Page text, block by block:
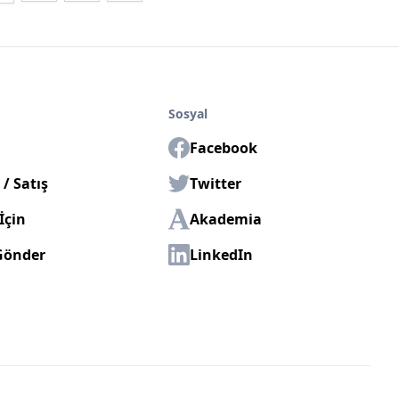
Satış
Sosyal
Facebook
Twitter
Akademia
LinkedIn